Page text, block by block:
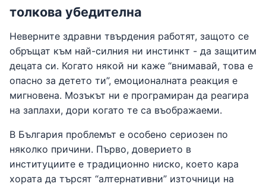
толкова убедителна
Неверните здравни твърдения работят, защото се
обръщат към най-силния ни инстинкт - да защитим
децата си. Когато някой ни каже “внимавай, това е
опасно за детето ти”, емоционалната реакция е
мигновена. Мозъкът ни е програмиран да реагира
на заплахи, дори когато те са въображаеми.
В България проблемът е особено сериозен по
няколко причини. Първо, доверието в
институциите е традиционно ниско, което кара
хората да търсят “алтернативни” източници на